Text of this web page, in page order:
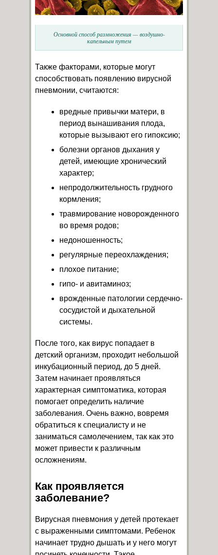
Основной способ размножения — воздушно-
капельным путем
Также факторами, которые могут
способствовать появлению вирусной
пневмонии, считаются:
вредные привычки матери, в
период вынашивания плода,
которые вызывают его гипоксию;
болезни органов дыхания у
детей, имеющие хронический
характер;
непродолжительность грудного
кормления;
травмирование новорожденного
во время родов;
недоношенность;
регулярные переохлаждения;
плохое питание;
гипо- и авитаминоз;
врожденные патологии сердечно-
сосудистой и дыхательной
системы.
После того, как вирус попадает в
детский организм, проходит небольшой
инкубационный период, до 5 дней.
Затем начинает проявляться
характерная симптоматика, которая
помогает определить наличие
заболевания. Очень важно, вовремя
обратиться к специалисту и не
заниматься самолечением, так как это
может привести к различным
осложнениям.
Как проявляется
заболевание?
Вирусная пневмония у детей протекает
с выраженными симптомами. Ребенок
начинает трудно дышать и у него могут